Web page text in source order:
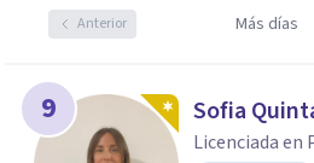
Anterior Más días
9 Sofia
Licenciada en